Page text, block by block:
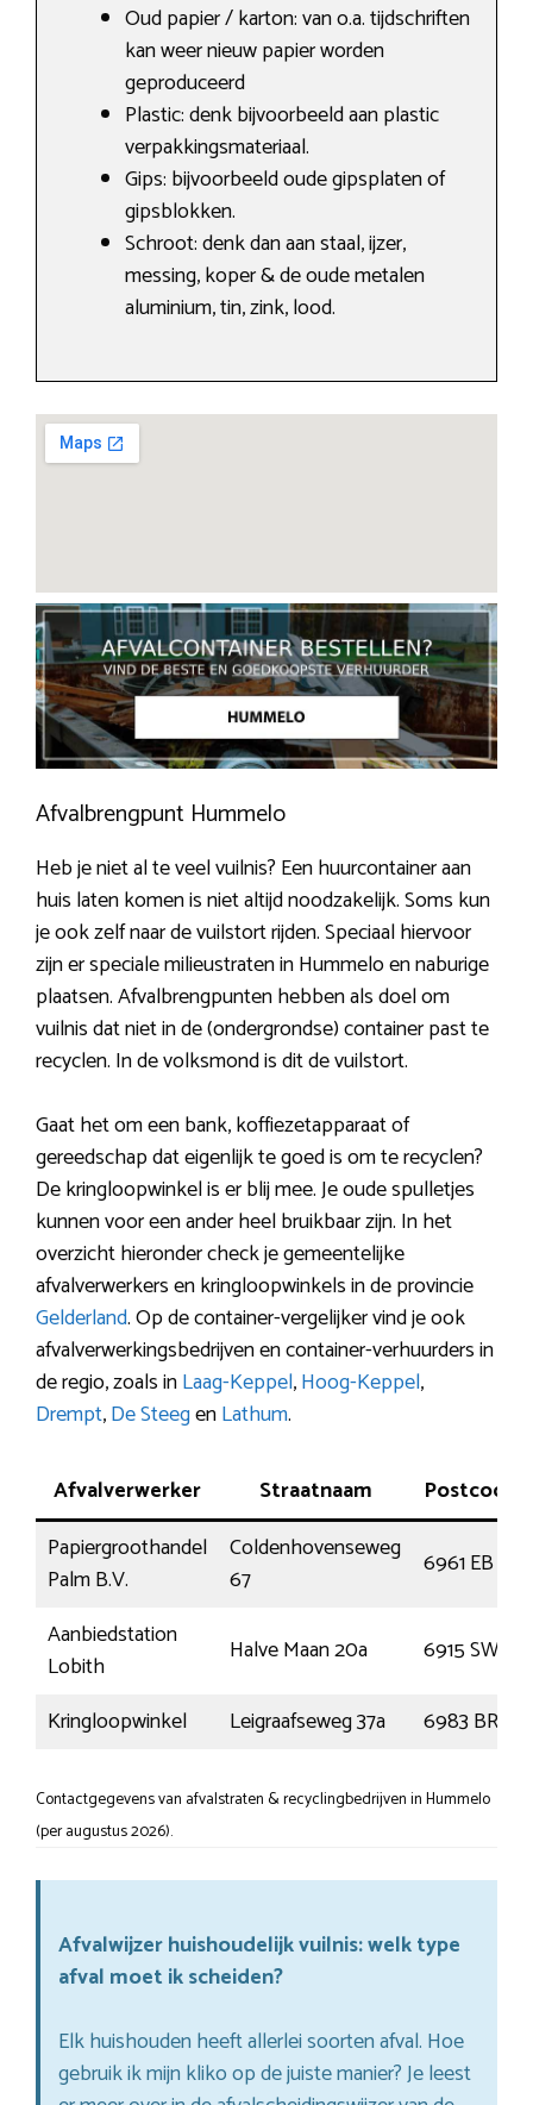
Oud papier / karton: van o.a. tijdschriften
kan weer nieuw papier worden
geproduceerd
Plastic: denk bijvoorbeeld aan plastic
verpakkingsmateriaal.
Gips: bijvoorbeeld oude gipsplaten of
gipsblokken.
Schroot: denk dan aan staal, ijzer,
messing, koper & de oude metalen
aluminium, tin, zink, lood.
Afvalbrengpunt Hummelo
Heb je niet al te veel vuilnis? Een huurcontainer aan
huis laten komen is niet altijd noodzakelijk. Soms kun
je ook zelf naar de vuilstort rijden. Speciaal hiervoor
zijn er speciale milieustraten in Hummelo en naburige
plaatsen. Afvalbrengpunten hebben als doel om
vuilnis dat niet in de (ondergrondse) container past te
recyclen. In de volksmond is dit de vuilstort.
Gaat het om een bank, koffiezetapparaat of
gereedschap dat eigenlijk te goed is om te recyclen?
De kringloopwinkel is er blij mee. Je oude spulletjes
kunnen voor een ander heel bruikbaar zijn. In het
overzicht hieronder check je gemeentelijke
afvalverwerkers en kringloopwinkels in de provincie
Gelderland. Op de container-vergelijker vind je ook
afvalverwerkingsbedrijven en container-verhuurders in
de regio, zoals inLaag-Keppel,Hoog-Keppel,
Drempt,De SteegenLathum.
Afvalverwerker Straatnaam
Postcode
Papiergroothandel
Palm B.V.
Coldenhovenseweg
67
6961 EB
Aanbiedstation
Lobith
Halve Maan 20a
6915 SW
Kringloopwinkel
Leigraafseweg 37a 6983 BR
Contactgegevens van afvalstraten & recyclingbedrijven in Hummelo
(per augustus 2026).
Afvalwijzer huishoudelijk vuilnis: welk type
afval moet ik scheiden?
Elk huishouden heeft allerlei soorten afval. Hoe
gebruik ik mijn kliko op de juiste manier? Je leest